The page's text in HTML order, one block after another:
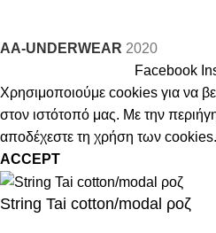
AA-UNDERWEAR 2020
Facebook
Χρησιμοποιούμε cookies για να
στον ιστότοπό μας. Με την
αποδέχεστε τη χρήση των cookies.
ACCEPT
String Tai cotton/modal ροζ